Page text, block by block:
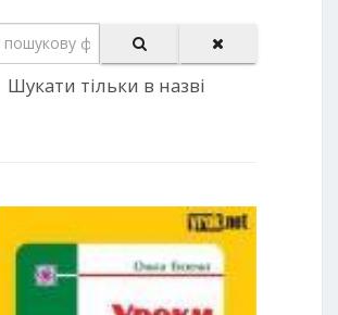
Шукати тільки в назві